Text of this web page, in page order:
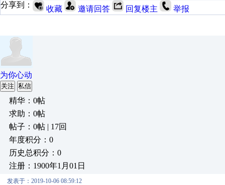
分享到：
收藏 邀请回答 回复楼主 举报
为你心动
关注 私信
精华：0帖
求助：0帖
帖子：0帖 | 17回
年度积分：0
历史总积分：0
注册：1900年1月01日
发表于：2019-10-06 08:59:12